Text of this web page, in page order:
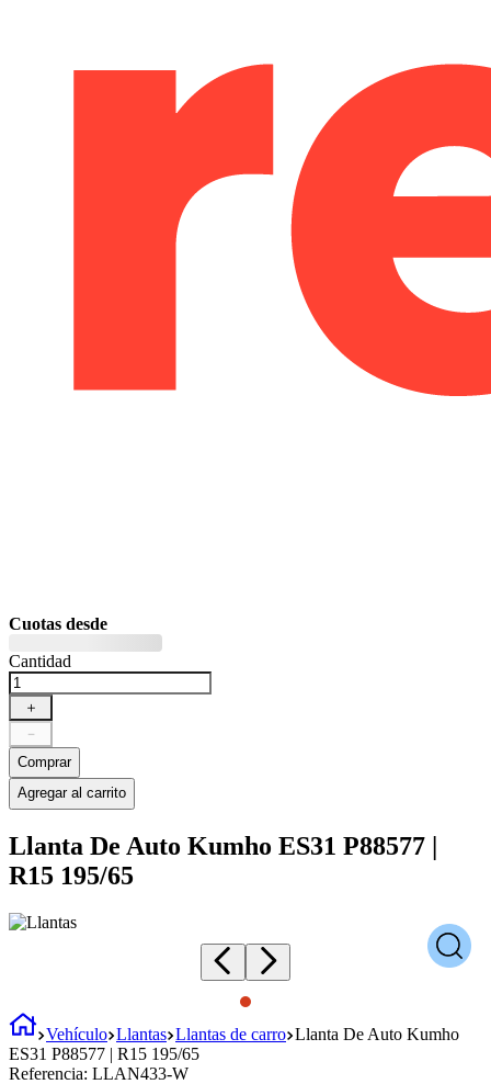
Cuotas desde
Cantidad
＋
－
Comprar
Agregar al carrito
Llanta De Auto Kumho ES31 P88577 |
R15 195/65
Vehículo Llantas Llantas de carro Llanta De Auto Kumho
ES31 P88577 | R15 195/65
Referencia: LLAN433-W